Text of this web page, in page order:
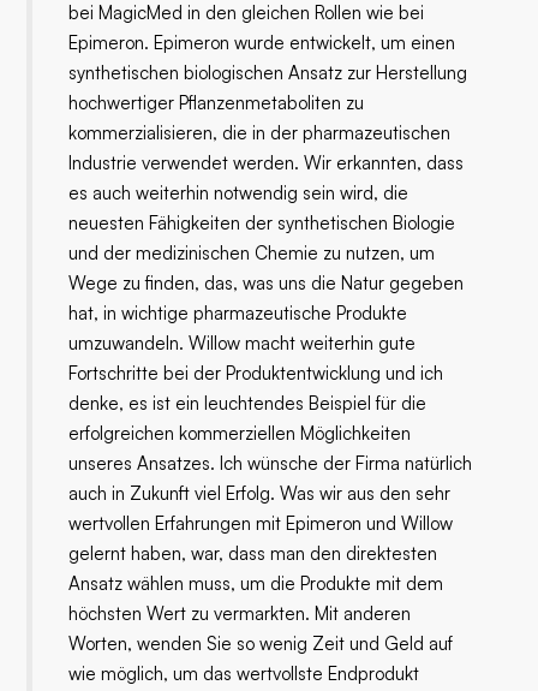
bei MagicMed in den gleichen Rollen wie bei
Epimeron. Epimeron wurde entwickelt, um einen
synthetischen biologischen Ansatz zur Herstellung
hochwertiger Pflanzenmetaboliten zu
kommerzialisieren, die in der pharmazeutischen
Industrie verwendet werden. Wir erkannten, dass
es auch weiterhin notwendig sein wird, die
neuesten Fähigkeiten der synthetischen Biologie
und der medizinischen Chemie zu nutzen, um
Wege zu finden, das, was uns die Natur gegeben
hat, in wichtige pharmazeutische Produkte
umzuwandeln. Willow macht weiterhin gute
Fortschritte bei der Produktentwicklung und ich
denke, es ist ein leuchtendes Beispiel für die
erfolgreichen kommerziellen Möglichkeiten
unseres Ansatzes. Ich wünsche der Firma natürlich
auch in Zukunft viel Erfolg. Was wir aus den sehr
wertvollen Erfahrungen mit Epimeron und Willow
gelernt haben, war, dass man den direktesten
Ansatz wählen muss, um die Produkte mit dem
höchsten Wert zu vermarkten. Mit anderen
Worten, wenden Sie so wenig Zeit und Geld auf
wie möglich, um das wertvollste Endprodukt